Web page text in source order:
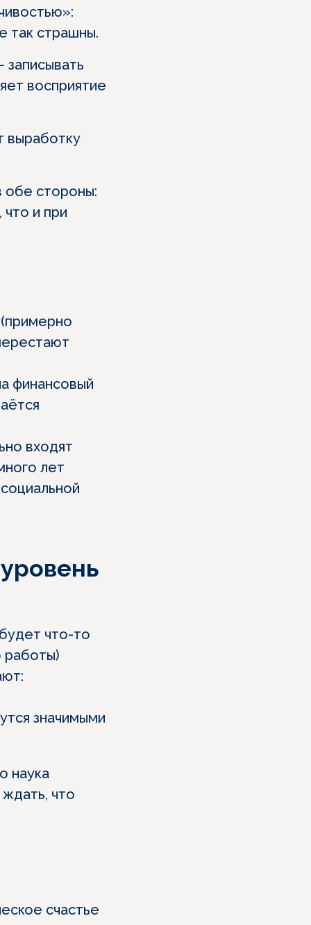
так страшны.
восприятие
выработку
обе стороны:
и при
финансовый
входят
лет
что-то
работы)
значимыми
наука
что
счастье